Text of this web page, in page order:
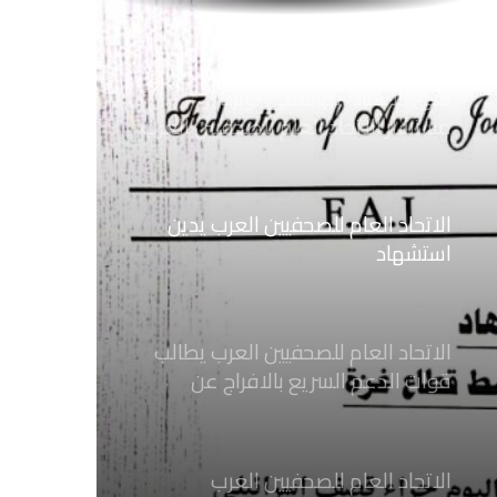
ضد الإجراءات التعسفية من السلطات
نعي الاستاذ الهاشمي نويرة
مستشار الاتحاد العام للصحفيين العرب
الاتحاد العام للصحفيين العرب يدين
استشهاد
ثلاثة صحفيين فلسطينيين باستهداف
الاتحاد العام للصحفيين العرب يطالب
قوات الدعم السريع بالافراج عن
الصحفيين السودانيين المعتقلين لديها
الاتحاد العام للصحفيين العرب